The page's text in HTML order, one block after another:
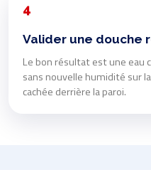
4
Valider une douche
Le bon résultat est une eau
sans nouvelle humidité sur
cachée derrière la paroi.